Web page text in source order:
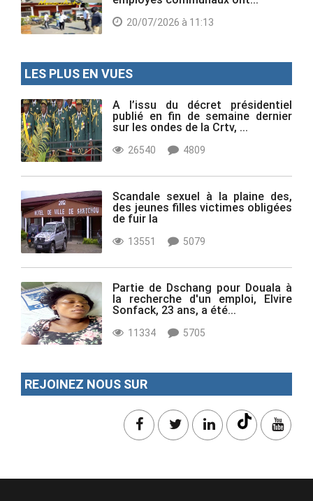
20/07/2026 à 11:13
LES PLUS EN VUES
A l’issu du décret présidentiel
publié en fin de semaine dernier
sur les ondes de la Crtv, ...
26540 4809
Scandale sexuel à la plaine des,
des jeunes filles victimes obligées
de fuir la
13551 5079
Partie de Dschang pour Douala à
la recherche d'un emploi, Elvire
Sonfack, 23 ans, a été...
11334 5705
REJOINEZ NOUS SUR